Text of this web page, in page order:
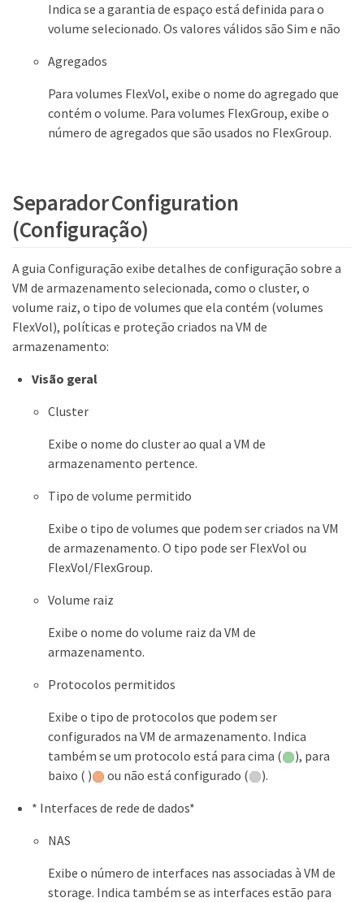
Indica se a garantia de espaço está definida para o
volume selecionado. Os valores válidos são Sim e não
Agregados
Para volumes FlexVol, exibe o nome do agregado que
contém o volume. Para volumes FlexGroup, exibe o
número de agregados que são usados no FlexGroup.
Separador Configuration
(Configuração)
A guia Configuração exibe detalhes de configuração sobre a
VM de armazenamento selecionada, como o cluster, o
volume raiz, o tipo de volumes que ela contém (volumes
FlexVol), políticas e proteção criados na VM de
armazenamento:
Visão geral
Cluster
Exibe o nome do cluster ao qual a VM de
armazenamento pertence.
Tipo de volume permitido
Exibe o tipo de volumes que podem ser criados na VM
de armazenamento. O tipo pode ser FlexVol ou
FlexVol/FlexGroup.
Volume raiz
Exibe o nome do volume raiz da VM de
armazenamento.
Protocolos permitidos
Exibe o tipo de protocolos que podem ser
configurados na VM de armazenamento. Indica
também se um protocolo está para cima (
), para
baixo ( )
ou não está configurado (
).
* Interfaces de rede de dados*
NAS
Exibe o número de interfaces nas associadas à VM de
storage. Indica também se as interfaces estão para